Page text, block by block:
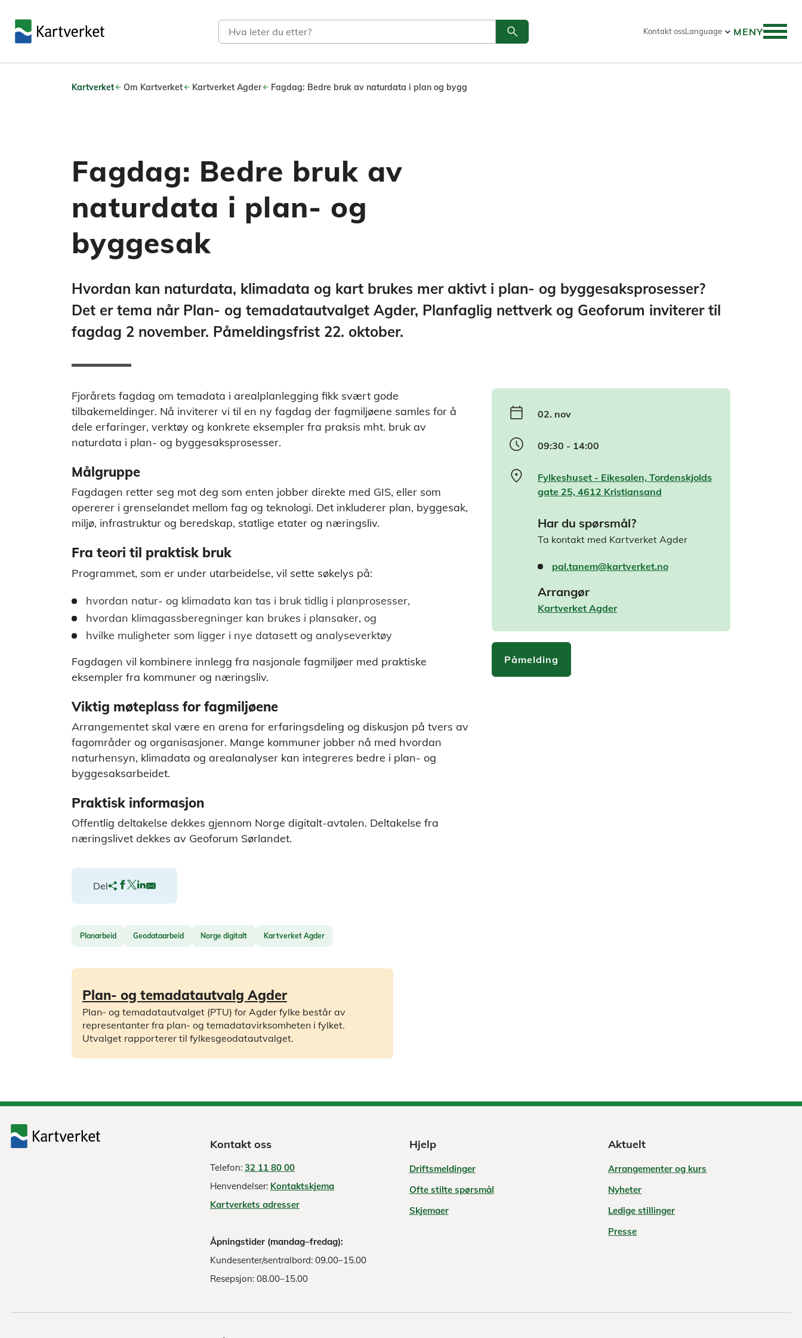
Søk
Søk
search Kontakt ossLanguage MENY
Kartverket Om Kartverket Kartverket Agder Fagdag: Bedre bruk av naturdata i plan og bygg
Fagdag: Bedre bruk av
naturdata i plan- og
byggesak
Hvordan kan naturdata, klimadata og kart brukes mer aktivt i plan- og byggesaksprosesser?
Det er tema når Plan- og temadatautvalget Agder, Planfaglig nettverk og Geoforum inviterer til
fagdag 2 november. Påmeldingsfrist 22. oktober.
calendar_today 02. nov
schedule 09:30 - 14:00
location_on
Fylkeshuset - Eikesalen, Tordenskjolds
gate 25, 4612 Kristiansand
Har du spørsmål?
Ta kontakt med Kartverket Agder
pal.tanem@kartverket.no
Arrangør
Kartverket Agder
Påmelding
Fjorårets fagdag om temadata i arealplanlegging fikk svært gode
tilbakemeldinger. Nå inviterer vi til en ny fagdag der fagmiljøene samles for å
dele erfaringer, verktøy og konkrete eksempler fra praksis mht. bruk av
naturdata i plan- og byggesaksprosesser.
Målgruppe
Fagdagen retter seg mot deg som enten jobber direkte med GIS, eller som
opererer i grenselandet mellom fag og teknologi. Det inkluderer plan, byggesak,
miljø, infrastruktur og beredskap, statlige etater og næringsliv.
Fra teori til praktisk bruk
Programmet, som er under utarbeidelse, vil sette søkelys på:
hvordan natur- og klimadata kan tas i bruk tidlig i planprosesser,
hvordan klimagassberegninger kan brukes i plansaker, og
hvilke muligheter som ligger i nye datasett og analyseverktøy
Fagdagen vil kombinere innlegg fra nasjonale fagmiljøer med praktiske
eksempler fra kommuner og næringsliv.
Viktig møteplass for fagmiljøene
Arrangementet skal være en arena for erfaringsdeling og diskusjon på tvers av
fagområder og organisasjoner. Mange kommuner jobber nå med hvordan
naturhensyn, klimadata og arealanalyser kan integreres bedre i plan- og
byggesaksarbeidet.
Praktisk informasjon
Offentlig deltakelse dekkes gjennom Norge digitalt-avtalen. Deltakelse fra
næringslivet dekkes av Geoforum Sørlandet.
Del
Planarbeid Geodataarbeid Norge digitalt Kartverket Agder
Plan- og temadatautvalg Agder
Plan- og temadatautvalget (PTU) for Agder fylke består av
representanter fra plan- og temadatavirksomheten i fylket.
Utvalget rapporterer til fylkesgeodatautvalget.
Kontakt oss
Telefon: 32 11 80 00
Henvendelser: Kontaktskjema
Kartverkets adresser
Åpningstider (mandag–fredag):
Kundesenter/sentralbord: 09.00–15.00
Resepsjon: 08.00–15.00
Hjelp
Driftsmeldinger
Ofte stilte spørsmål
Skjemaer
Aktuelt
Arrangementer og kurs
Nyheter
Ledige stillinger
Presse